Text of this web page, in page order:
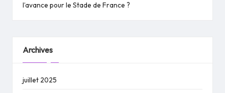
l’avance pour le Stade de France ?
Archives
juillet 2025